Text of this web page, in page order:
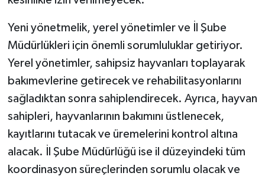
Yeni yönetmelik, yerel yönetimler ve İl Şube
Müdürlükleri için önemli sorumluluklar getiriyor.
Yerel yönetimler, sahipsiz hayvanları toplayarak
bakımevlerine getirecek ve rehabilitasyonlarını
sağladıktan sonra sahiplendirecek. Ayrıca, hayvan
sahipleri, hayvanlarının bakımını üstlenecek,
kayıtlarını tutacak ve üremelerini kontrol altına
alacak. İl Şube Müdürlüğü ise il düzeyindeki tüm
koordinasyon süreçlerinden sorumlu olacak ve